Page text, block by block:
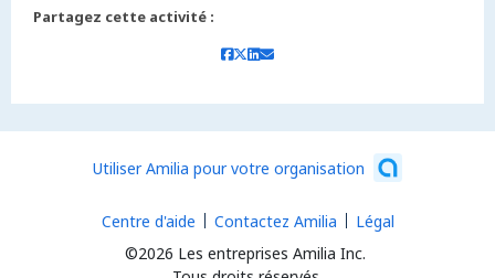
Partagez cette activité :
Utiliser Amilia pour votre organisation
©2026 Les entreprises Amilia Inc.
Centre d'aide Contactez Amilia Légal